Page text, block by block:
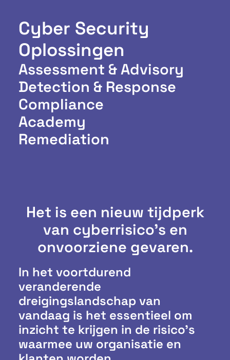
Cyber Security
Oplossingen
Assessment & Advisory
Detection & Response
Compliance
Academy
Remediation
Het is een nieuw tijdperk
van cyberrisico's en
onvoorziene gevaren.
In het voortdurend
veranderende
dreigingslandschap van
vandaag is het essentieel om
inzicht te krijgen in de risico’s
waarmee uw organisatie en